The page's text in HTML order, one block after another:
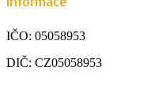
IČO: 05058953
DIČ: CZ05058953